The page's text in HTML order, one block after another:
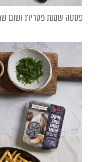
פסטה שמנת פטריות ושום